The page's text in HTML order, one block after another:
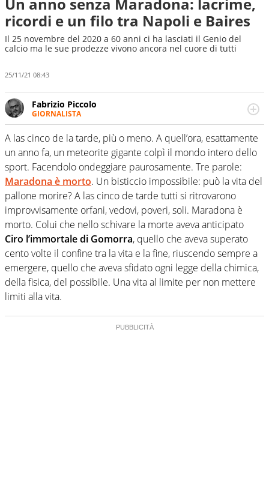
ricordi e un filo tra Napoli e Baires
Il 25 novembre del 2020 a 60 anni ci ha lasciati il Genio del
calcio ma le sue prodezze vivono ancora nel cuore di tutti
25/11/21 08:43
Fabrizio Piccolo
GIORNALISTA
Nella sua carriera ha seguito numerose manifestazioni
sportive e collaborato con agenzie e testate. Esperienza,
competenza, conoscenza e memoria storica. Si occupa
prevalentemente di calcio
A las cinco de la tarde, più o meno. A quell’ora, esattamente
un anno fa, un meteorite gigante colpì il mondo intero dello
sport. Facendolo ondeggiare paurosamente. Tre parole:
Maradona è morto. Un bisticcio impossibile: può la vita del
pallone morire? A las cinco de tarde tutti si ritrovarono
improvvisamente orfani, vedovi, poveri, soli. Maradona è
morto. Colui che nello schivare la morte aveva anticipato
Ciro l’immortale di Gomorra, quello che aveva superato
cento volte il confine tra la vita e la fine, riuscendo sempre a
emergere, quello che aveva sfidato ogni legge della chimica,
della fisica, del possibile. Una vita al limite per non mettere
limiti alla vita.